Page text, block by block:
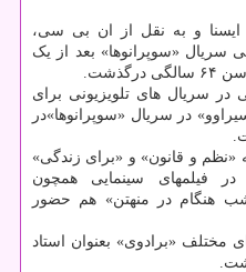
و به نقل از ان بی سی،
سریال «سوپرانوها» بعد از یک
در سریال های تلویزیونی برای
در سریال «سوپرانوها»در
«نظم و قانون» و «برای زندگی»
در فیلمهای سینمایی همچون
هنگام در منهتن» هم حضور
مختلف «برادوی» بعنوان استاد